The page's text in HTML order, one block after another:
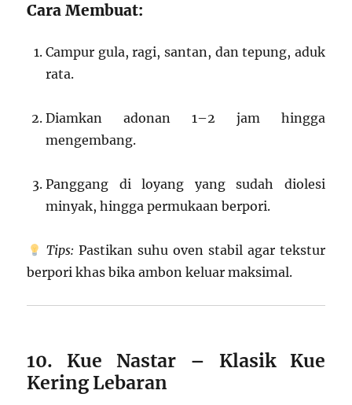
Cara Membuat:
Campur gula, ragi, santan, dan tepung, aduk
rata.
Diamkan adonan 1–2 jam hingga
mengembang.
Panggang di loyang yang sudah diolesi
minyak, hingga permukaan berpori.
Tips: Pastikan suhu oven stabil agar tekstur
berpori khas bika ambon keluar maksimal.
10. Kue Nastar – Klasik Kue
Kering Lebaran